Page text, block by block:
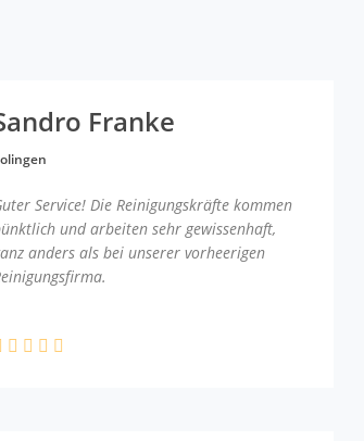
Franke
Service! Die Reinigungskräfte kommen
und arbeiten sehr gewissenhaft,
anders als bei unserer vorheerigen